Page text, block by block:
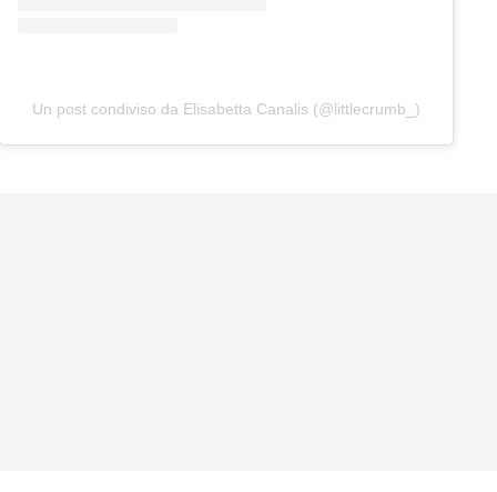
Un post condiviso da Elisabetta Canalis (@littlecrumb_)